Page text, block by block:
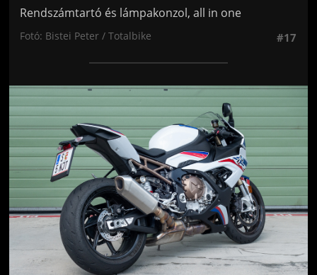
Rendszámtartó és lámpakonzol, all in one
Fotó: Bistei Peter / Totalbike #17
Jön még kép!